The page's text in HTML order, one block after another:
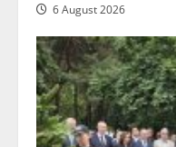
6 August 2026